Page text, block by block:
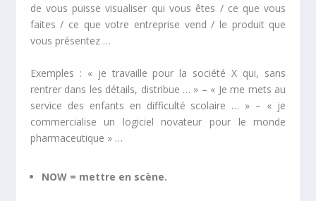
de vous puisse visualiser qui vous êtes / ce que vous
faites / ce que votre entreprise vend / le produit que
vous présentez …
Exemples : « je travaille pour la société X qui, sans
rentrer dans les détails, distribue … » – « Je me mets au
service des enfants en difficulté scolaire … » – « je
commercialise un logiciel novateur pour le monde
pharmaceutique » …
NOW = mettre en scène.